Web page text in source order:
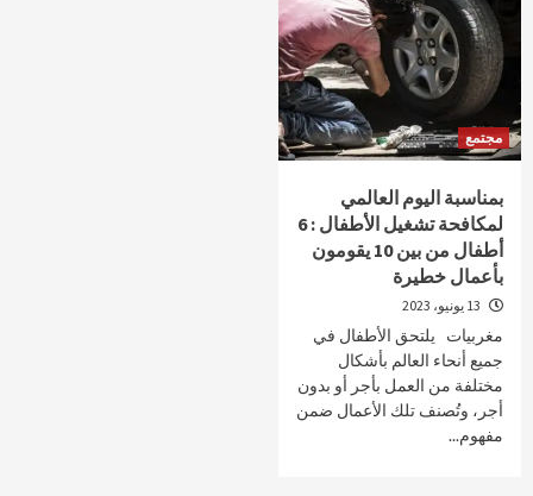
مجتمع
بمناسبة اليوم العالمي
لمكافحة تشغيل الأطفال : 6
أطفال من بين 10 يقومون
بأعمال خطيرة
مغربيات يلتحق الأطفال في
جميع أنحاء العالم بأشكال
مختلفة من العمل بأجر أو بدون
أجر، وتُصنف تلك الأعمال ضمن
مفهوم...